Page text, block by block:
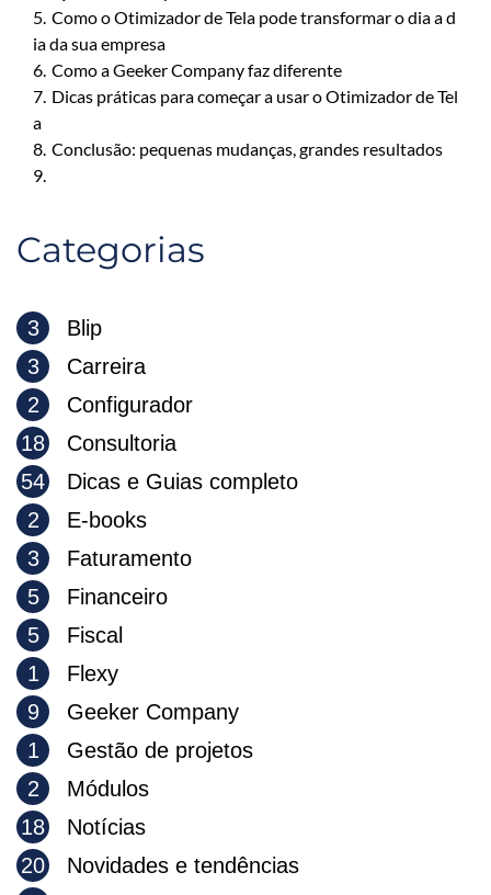
5. Como o Otimizador de Tela pode transformar o dia a d
ia da sua empresa
6. Como a Geeker Company faz diferente
7. Dicas práticas para começar a usar o Otimizador de Tel
a
8. Conclusão: pequenas mudanças, grandes resultados
9.
Categorias
3
Blip
3
Carreira
2
Configurador
18
Consultoria
54
Dicas e Guias completo
2
E-books
3
Faturamento
5
Financeiro
5
Fiscal
1
Flexy
9
Geeker Company
1
Gestão de projetos
2
Módulos
18
Notícias
20
Novidades e tendências